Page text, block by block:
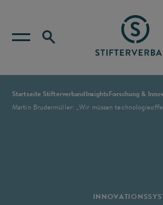
Startseite StifterverbandInsightsForschung &
Martin Brudermüller: „Wir müssen